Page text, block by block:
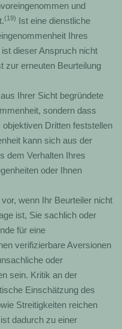
und
(19) Ist eine dienstliche
Ihres
dieser Anspruch nicht
zur erneuten Beurteilung
Ihrer Sicht begründete
sondern dass
Dritten feststellen
kann sich aus der
dem Verhalten Ihres
oder Ihnen
wenn Ihr Beurteiler nicht
ist, Sie sachlich oder
für eine
verifizierbare Aversionen
oder
sein. Kritik an der
Einschätzung des
Streitigkeiten reichen
dadurch zu einer